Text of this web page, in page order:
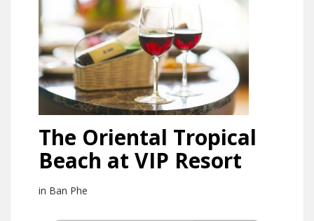
The Oriental Tropical
Beach at VIP Resort
in Ban Phe